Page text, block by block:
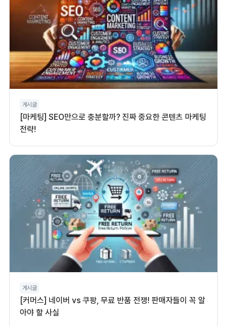
게시글
[마케팅] SEO만으로 충분할까? 진짜 중요한 콘텐츠 마케팅
전략!
게시글
[커머스] 네이버 vs 쿠팡, 무료 반품 전쟁! 판매자들이 꼭 알
아야 할 사실